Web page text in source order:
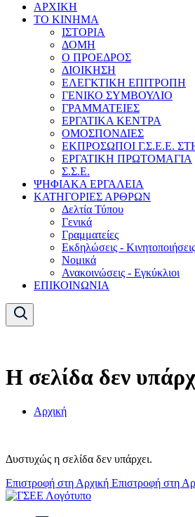
ΑΡΧΙΚΗ
ΤΟ ΚΙΝΗΜΑ
ΙΣΤΟΡΙΑ
ΔΟΜΗ
Ο ΠΡΟΕΔΡΟΣ
ΔΙΟΙΚΗΣΗ
ΕΛΕΓΚΤΙΚΗ ΕΠΙΤΡΟΠΗ
ΓΕΝΙΚΟ ΣΥΜΒΟΥΛΙΟ
ΓΡΑΜΜΑΤΕΙΕΣ
ΕΡΓΑΤΙΚΑ ΚΕΝΤΡΑ
ΟΜΟΣΠΟΝΔΙΕΣ
ΕΚΠΡΟΣΩΠΟΙ Γ.Σ.Ε.Ε.
ΕΡΓΑΤΙΚΗ ΠΡΩΤΟΜΑΓΙΑ
Σ.Σ.Ε.
ΨΗΦΙΑΚΑ ΕΡΓΑΛΕΙΑ
ΚΑΤΗΓΟΡΙΕΣ ΑΡΘΡΩΝ
Δελτία Τύπου
Γενικά
Γραμματείες
Εκδηλώσεις - Κινητοποιήσεις
Νομικά
Ανακοινώσεις - Εγκύκλιοι
ΕΠΙΚΟΙΝΩΝΙΑ
Η σελίδα δεν
Αρχική
Δυστυχώς η σελίδα δεν υπάρχει.
Επιστροφή στη Αρχική Επιστροφή στη